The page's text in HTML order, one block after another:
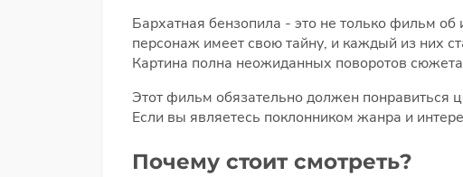
Бархатная бензопила - это не только фильм
персонаж имеет свою тайну, и каждый из них
Картина полна неожиданных поворотов
Этот фильм обязательно должен понравиться
Если вы являетесь поклонником жанра и
Почему стоит смотреть?